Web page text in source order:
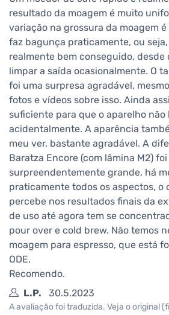
resultado da moagem é muito
variação na grossura da moagem
faz bagunça praticamente, ou
realmente bem conseguido, desde
limpar a saída ocasionalmente. O
foi uma surpresa agradável,
fotos e vídeos sobre isso. Ainda
suficiente para que o aparelho não
acidentalmente. A aparência
meu ver, bastante agradável. A
Baratza Encore (com lâmina M2) foi
surpreendentemente grande, há
praticamente todos os aspectos, o
percebe nos resultados finais da
de uso até agora tem se
pour over e cold brew. Não temos
moagem para espresso, que está
ODE.
Recomendo.
L.P.
30.5.2023
A avaliação foi traduzida. Veja o original